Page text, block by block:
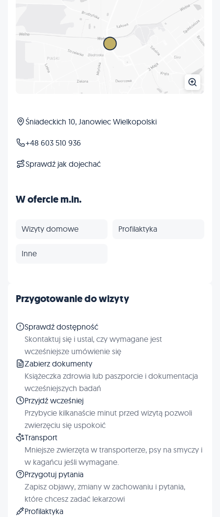
Śniadeckich 10, Janowiec Wielkopolski
+48 603 510 936
Sprawdź jak dojechać
W ofercie m.in.
Wizyty domowe Profilaktyka
Inne
Przygotowanie do wizyty
Sprawdź dostępność
Skontaktuj się i ustal, czy wymagane jest
wcześniejsze umówienie się
Zabierz dokumenty
Książeczka zdrowia lub paszporcie i dokumentacja
wcześniejszych badań
Przyjdź wcześniej
Przybycie kilkanaście minut przed wizytą pozwoli
zwierzęciu się uspokoić
Transport
Mniejsze zwierzęta w transporterze, psy na smyczy i
w kagańcu jeśli wymagane.
Przygotuj pytania
Zapisz objawy, zmiany w zachowaniu i pytania,
które chcesz zadać lekarzowi
Profilaktyka